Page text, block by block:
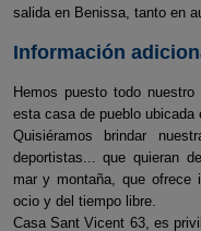
salida en Benissa, tanto en
Información
Hemos puesto todo
esta casa de pueblo ubicada
Quisiéramos brindar
deportistas... que quieran
mar y montaña, que ofrece
ocio y del tiempo libre.
Casa Sant Vicent 63, es